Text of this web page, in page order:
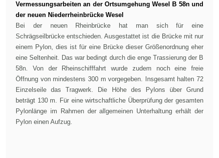
Vermessungsarbeiten an der Ortsumgehung Wesel B 58n und
der neuen Niederrheinbrücke Wesel
Bei der neuen Rheinbrücke hat man sich für eine
Schrägseilbrücke entschieden. Ausgestattet ist die Brücke mit nur
einem Pylon, dies ist für eine Brücke dieser Größenordnung eher
eine Seltenheit. Das war bedingt durch die enge Trassierung der B
58n. Von der Rheinschifffahrt wurde zudem noch eine freie
Öffnung von mindestens 300 m vorgegeben. Insgesamt halten 72
Einzelseile das Tragwerk. Die Höhe des Pylons über Grund
beträgt 130 m. Für eine wirtschaftliche Überprüfung der gesamten
Pylonlänge im Rahmen der allgemeinen Unterhaltung erhält der
Pylon einen Aufzug.